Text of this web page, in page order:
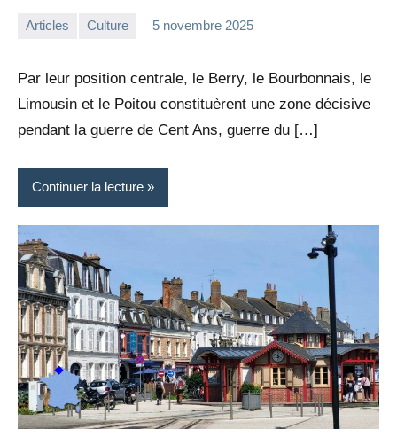
Articles Culture 5 novembre 2025
Par leur position centrale, le Berry, le Bourbonnais, le
Limousin et le Poitou constituèrent une zone décisive
pendant la guerre de Cent Ans, guerre du […]
Continuer la lecture